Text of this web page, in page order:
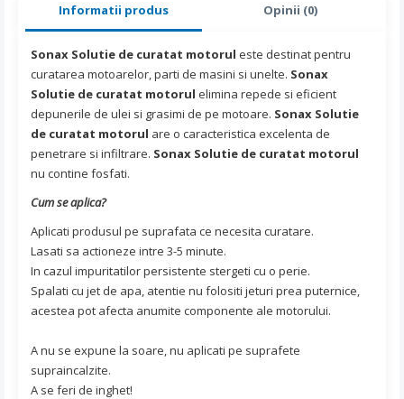
Informatii produs Opinii (0)
Sonax Solutie de curatat motorul este destinat pentru
curatarea motoarelor, parti de masini si unelte. Sonax
Solutie de curatat motorul elimina repede si eficient
depunerile de ulei si grasimi de pe motoare. Sonax Solutie
de curatat motorul are o caracteristica excelenta de
penetrare si infiltrare. Sonax Solutie de curatat motorul
nu contine fosfati.
Cum se aplica?
Aplicati produsul pe suprafata ce necesita curatare.
Lasati sa actioneze intre 3-5 minute.
In cazul impuritatilor persistente stergeti cu o perie.
Spalati cu jet de apa, atentie nu folositi jeturi prea puternice,
acestea pot afecta anumite componente ale motorului.
A nu se expune la soare, nu aplicati pe suprafete
supraincalzite.
A se feri de inghet!